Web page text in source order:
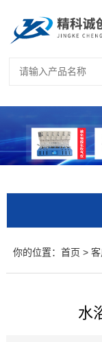
你的位置： 首页 > 客
水